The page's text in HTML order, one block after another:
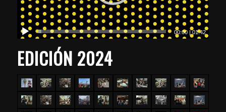
00:00 |01:42
EDICIÓN 2024